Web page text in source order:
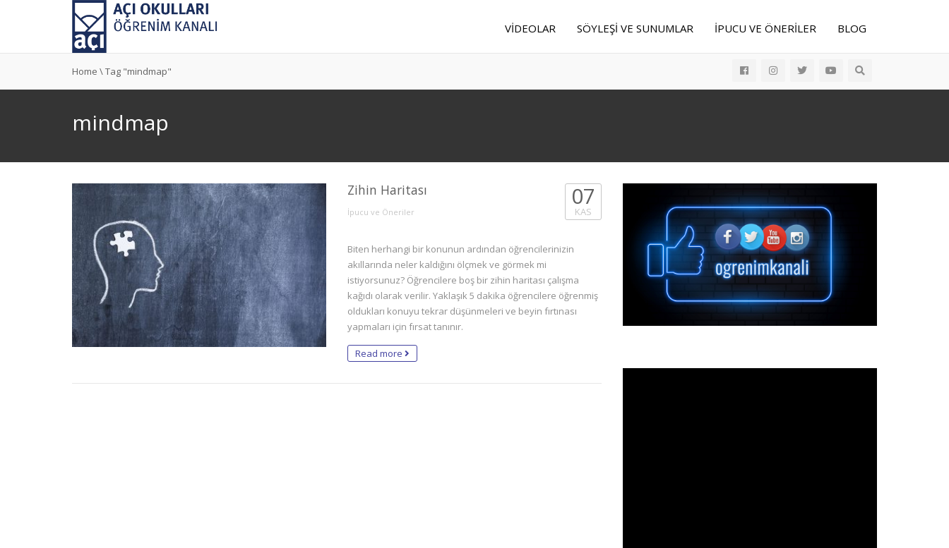
VIDEOLAR SÖYLEŞI VE SUNUMLAR İPUCU VE ÖNERILER BLOG
Home \Tag "mindmap"
mindmap
Zihin Haritası
İpucu ve Öneriler
07
KAS
Biten herhangi bir konunun ardından öğrencilerinizin
akıllarında neler kaldığını ölçmek ve görmek mi
istiyorsunuz? Öğrencilere boş bir zihin haritası çalışma
kağıdı olarak verilir. Yaklaşık 5 dakika öğrencilere öğrenmiş
oldukları konuyu tekrar düşünmeleri ve beyin fırtınası
yapmaları için fırsat tanınır.
Read more